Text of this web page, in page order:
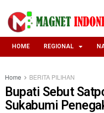
HOME REGIONAL
Home BERITA PILIHAN
Bupati Sebut
Sukabumi